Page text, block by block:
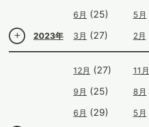
2023年
6月 (25) 5月
3月 (27) 2月
12月 (27) 11月
9月 (25) 8月
6月 (29) 5月